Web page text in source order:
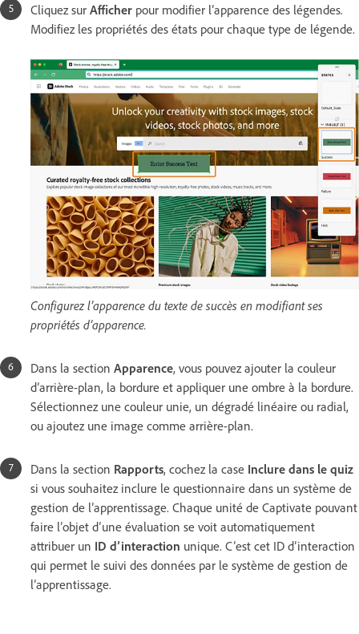
Cliquez sur Afficher pour modifier l’apparence des légendes.
Modifiez les propriétés des états pour chaque type de légende.
Configurez l’apparence du texte de succès en modifiant ses
propriétés d’apparence.
Dans la section Apparence, vous pouvez ajouter la couleur
d’arrière-plan, la bordure et appliquer une ombre à la bordure.
Sélectionnez une couleur unie, un dégradé linéaire ou radial,
ou ajoutez une image comme arrière-plan.
Dans la section Rapports, cochez la case Inclure dans le quiz
si vous souhaitez inclure le questionnaire dans un système de
gestion de l’apprentissage. Chaque unité de Captivate pouvant
faire l’objet d’une évaluation se voit automatiquement
attribuer un ID d’interaction unique. C’est cet ID d’interaction
qui permet le suivi des données par le système de gestion de
l’apprentissage.